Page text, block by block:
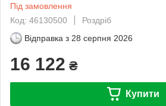
Під замовлення
Код: 46130500
Роздріб
Відправка з 28 серпня 2026
16 122 ₴
Купити